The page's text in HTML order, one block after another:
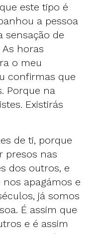
este tipo é
a pessoa
sensação de
horas
o meu
confirmas que
Porque na
Existirás
de ti, porque
presos nas
dos outros, e
apagámos e
já somos
É assim que
e é assim